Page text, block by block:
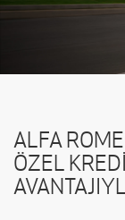
ALFA
ÖZEL